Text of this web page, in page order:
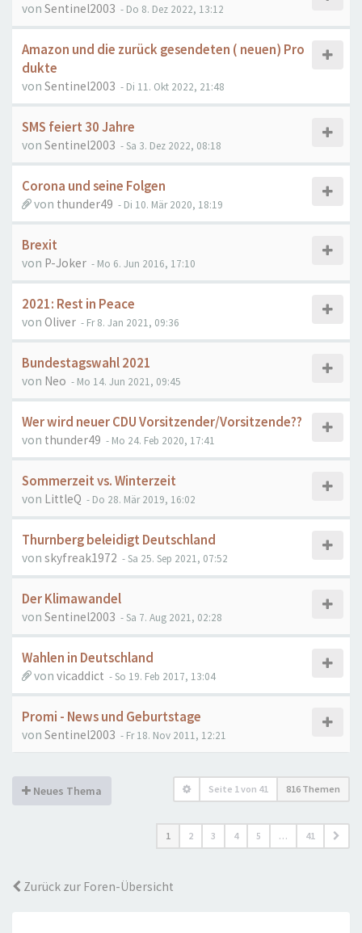
von Sentinel2003 - Do 8. Dez 2022, 13:12
Amazon und die zurück gesendeten ( neuen) Pro
dukte
von Sentinel2003 - Di 11. Okt 2022, 21:48
SMS feiert 30 Jahre
von Sentinel2003 - Sa 3. Dez 2022, 08:18
Corona und seine Folgen
von thunder49 - Di 10. Mär 2020, 18:19
Brexit
von P-Joker - Mo 6. Jun 2016, 17:10
2021: Rest in Peace
von Oliver - Fr 8. Jan 2021, 09:36
Bundestagswahl 2021
von Neo - Mo 14. Jun 2021, 09:45
Wer wird neuer CDU Vorsitzender/Vorsitzende??
von thunder49 - Mo 24. Feb 2020, 17:41
Sommerzeit vs. Winterzeit
von LittleQ - Do 28. Mär 2019, 16:02
Thurnberg beleidigt Deutschland
von skyfreak1972 - Sa 25. Sep 2021, 07:52
Der Klimawandel
von Sentinel2003 - Sa 7. Aug 2021, 02:28
Wahlen in Deutschland
von vicaddict - So 19. Feb 2017, 13:04
Promi - News und Geburtstage
von Sentinel2003 - Fr 18. Nov 2011, 12:21
Neues Thema Seite 1von 41 816 Themen
1 2 3 4 5 … 41
Zurück zur Foren-Übersicht